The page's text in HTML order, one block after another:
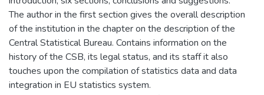
The author in the first section gives the overall description
of the institution in the chapter on the description of the
Central Statistical Bureau. Contains information on the
history of the CSB, its legal status, and its staff it also
touches upon the compilation of statistics data and data
integration in EU statistics system.